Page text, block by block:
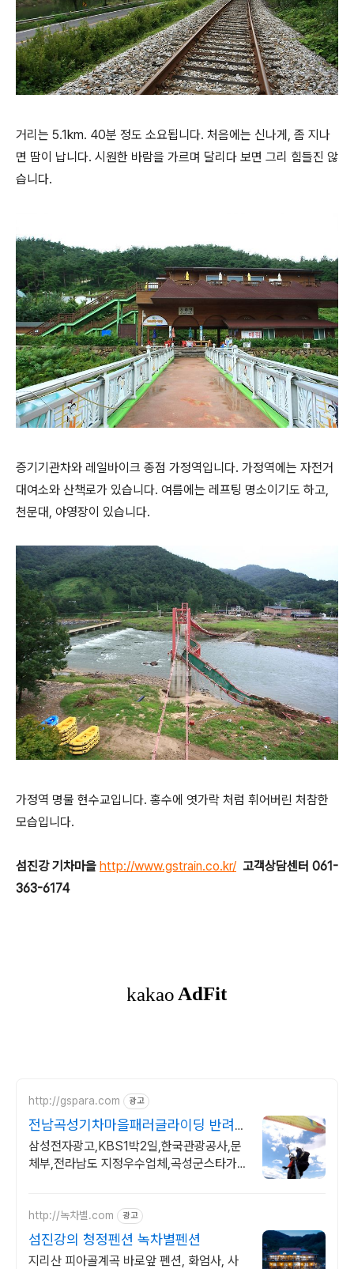
거리는 5.1km. 40분 정도 소요됩니다. 처음에는 신나게, 좀 지나
면 땀이 납니다. 시원한 바람을 가르며 달리다 보면 그리 힘들진 않
습니다.
증기기관차와 레일바이크 종점 가정역입니다. 가정역에는 자전거
대여소와 산책로가 있습니다. 여름에는 레프팅 명소이기도 하고,
천문대, 야영장이 있습니다.
가정역 명물 현수교입니다. 홍수에 엿가락 처럼 휘어버린 처참한
모습입니다.
섬진강 기차마을 http://www.gstrain.co.kr/ 고객상담센터 061-
363-6174
http://gspara.com 광고
전남곡성기차마을패러글라이딩 반려
동물과함께! 동영상무료!
삼성전자광고,KBS1박2일,한국관광공사,문
체부,전라남도 지정우수업체,곡성군스타가
http://녹차별.com 광고
섬진강의 청정펜션 녹차별펜션
지리산 피아골계곡 바로앞 펜션, 화엄사, 사